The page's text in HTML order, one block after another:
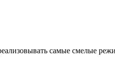
самые смелые